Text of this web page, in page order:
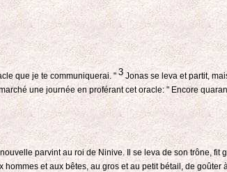
que je te communiquerai. "3Jonas se leva et partit,
une journée en proférant cet oracle: " Encore
parvint au roi de Ninive. Il se leva de son trône, fit
et aux bêtes, au gros et au petit bétail, de